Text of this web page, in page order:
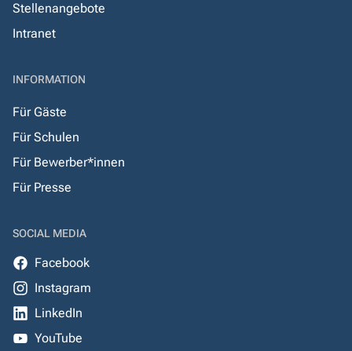
Stellenangebote
Intranet
INFORMATION
Für Gäste
Für Schulen
Für Bewerber*innen
Für Presse
SOCIAL MEDIA
Facebook
Instagram
LinkedIn
YouTube